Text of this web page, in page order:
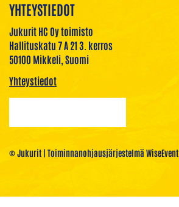
YHTEYSTIEDOT
Jukurit HC Oy toimisto
Hallituskatu 7 A 21 3. kerros
50100 Mikkeli, Suomi
Yhteystiedot
© Jukurit | Toiminnanohjausjärjestelmä WiseEvent